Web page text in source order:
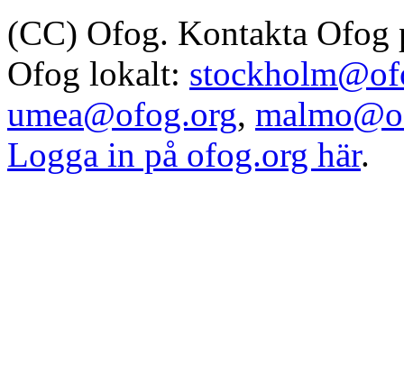
(CC) Ofog. Kontakta Ofog
Ofog lokalt:
umea@ofog.org,
Logga in på ofog.org här.